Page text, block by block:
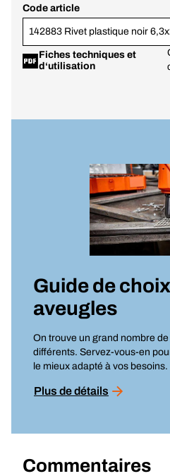
Code article
142883 Rivet plastique noir
Fiches techniques et
d‘utilisation
Guide de
aveugles
On trouve un grand nombre
différents. Servez-vous-en
le mieux adapté à vos besoins.
Plus de détails
Commentaires